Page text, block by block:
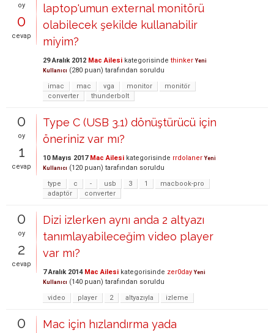
oy
0
cevap
laptop'umun external monitörü
olabilecek şekilde kullanabilir
miyim?
29 Aralık 2012 Mac Ailesi kategorisinde thinker Yeni
Kullanıcı (280 puan) tarafından soruldu
imac
mac vga monitor
monitör
converter
thunderbolt
0
oy
1
cevap
Type C (USB 3.1) dönüştürücü için
öneriniz var mı?
10 Mayıs 2017 Mac Ailesi kategorisinde rrdolaner Yeni
Kullanıcı (120 puan) tarafından soruldu
type
c - usb 3 1
macbook-pro
adaptör
converter
0
oy
2
cevap
Dizi izlerken aynı anda 2 altyazı
tanımlayabileceğim video player
var mı?
7 Aralık 2014 Mac Ailesi kategorisinde zer0day Yeni
Kullanıcı (140 puan) tarafından soruldu
video
player 2 altyazıyla izleme
0
Mac için hızlandırma yada